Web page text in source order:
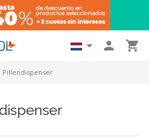
  
Pillendispenser